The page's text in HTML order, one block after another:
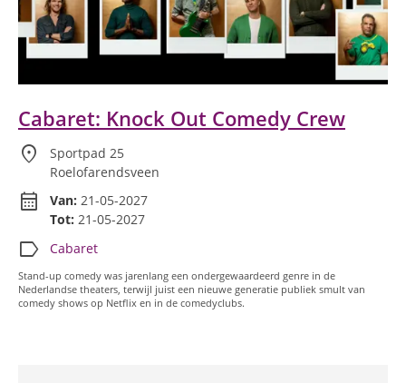
Cabaret: Knock Out Comedy Crew
location_on
Sportpad 25
Roelofarendsveen
calendar_month Van: 21-05-2027
Tot: 21-05-2027
label Cabaret
Stand-up comedy was jarenlang een ondergewaardeerd genre in de
Nederlandse theaters, terwijl juist een nieuwe generatie publiek smult van
comedy shows op Netflix en in de comedyclubs.